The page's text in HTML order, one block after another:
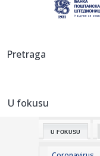
23:46:Detalji
23:33:
23:32:
Brenin
Pretraga
U fokusu
U FOKUSU